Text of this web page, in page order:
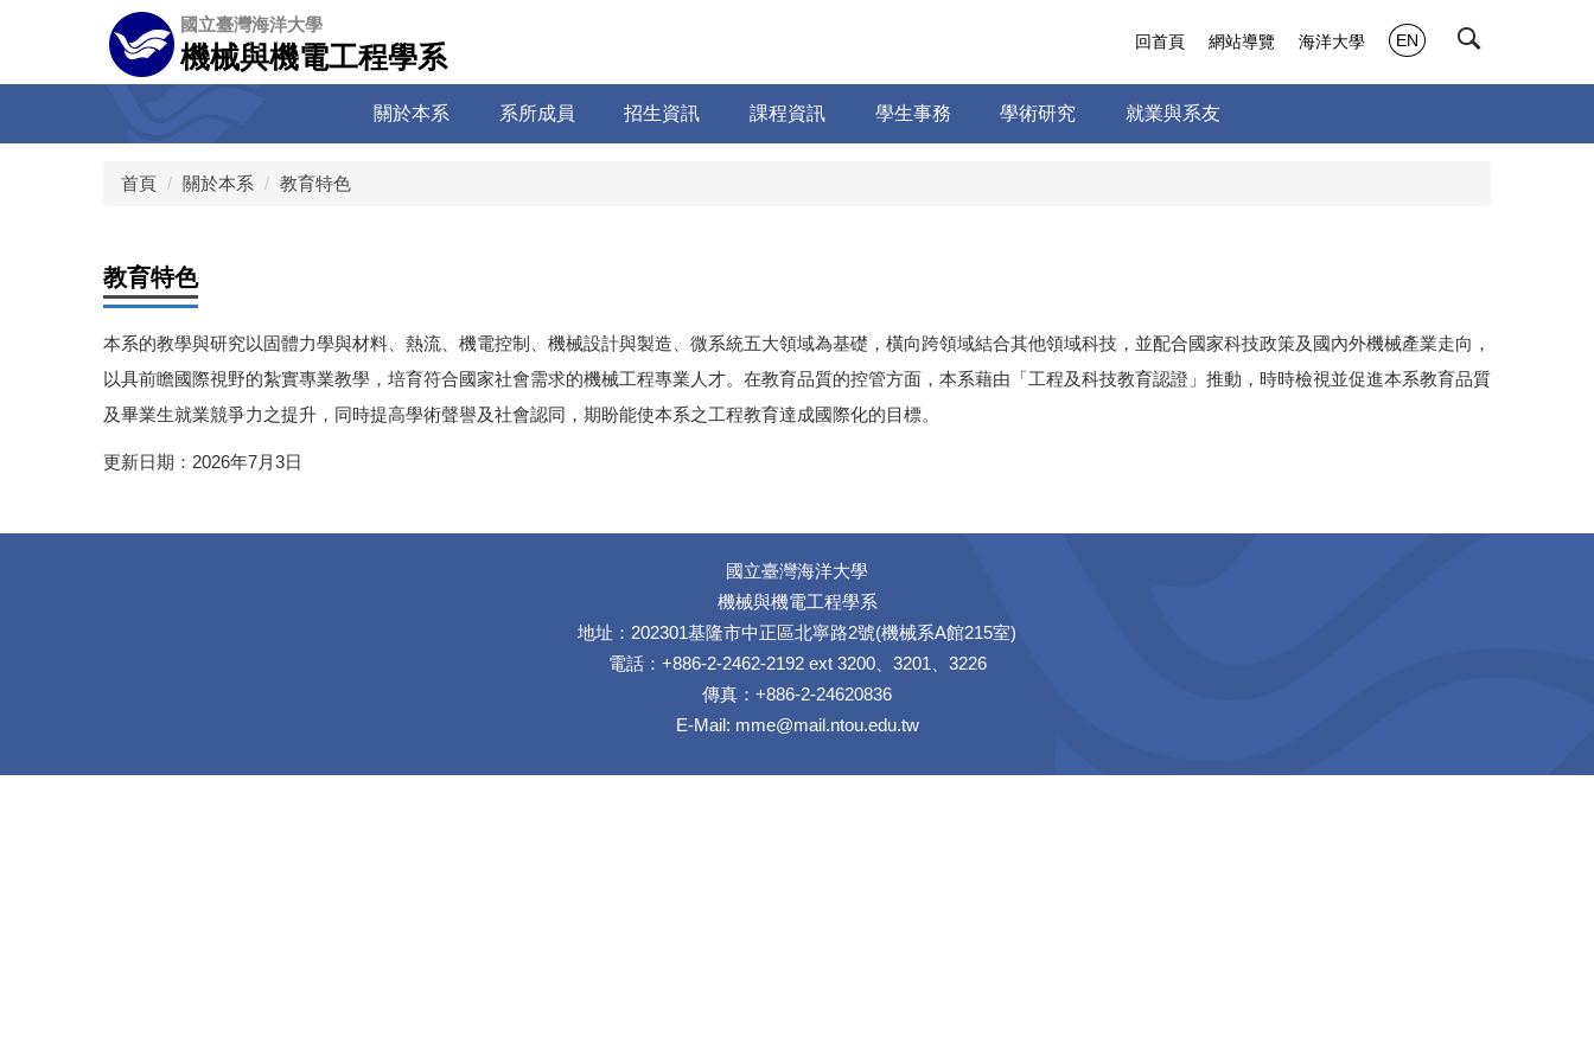
容
國立臺灣海洋大學
機械與機電工程學系
關於本系 系所成員 招生資訊 課程資訊 學生事務 學術研究 就業與系友
回首頁 網站導覽 海洋大學 EN
首頁 關於本系 教育特色
教育特色
本系的教學與研究以固體力學與材料、熱流、機電控制、機械設計與製造、微系統五大領域為基礎，橫向跨領域結合其他領域科技，並配合國家科技政策及國內外機械產業走向，
以具前瞻國際視野的紮實專業教學，培育符合國家社會需求的機械工程專業人才。在教育品質的控管方面，本系藉由「工程及科技教育認證」推動，時時檢視並促進本系教育品質
及畢業生就業競爭力之提升，同時提高學術聲譽及社會認同，期盼能使本系之工程教育達成國際化的目標。
更新日期：2026年7月3日
國立臺灣海洋大學
機械與機電工程學系
地址：202301基隆市中正區北寧路2號(機械系A館215室)
電話：+886-2-2462-2192 ext 3200、3201、3226
傳真：+886-2-24620836
E-Mail: mme@mail.ntou.edu.tw